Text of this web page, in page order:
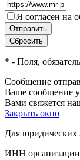
Я согласен на
* - Поля,
Сообщение
Ваше сообщение
Вами свяжется
Закрыть окно
Для юридических
ИНН организации